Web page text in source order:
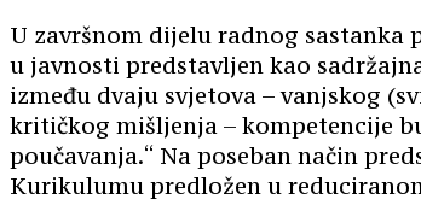
U završnom dijelu radnog sastanka
u javnosti predstavljen kao
između dvaju svjetova – vanjskog
kritičkog mišljenja – kompetencije
poučavanja.“ Na poseban način
Kurikulumu predložen u